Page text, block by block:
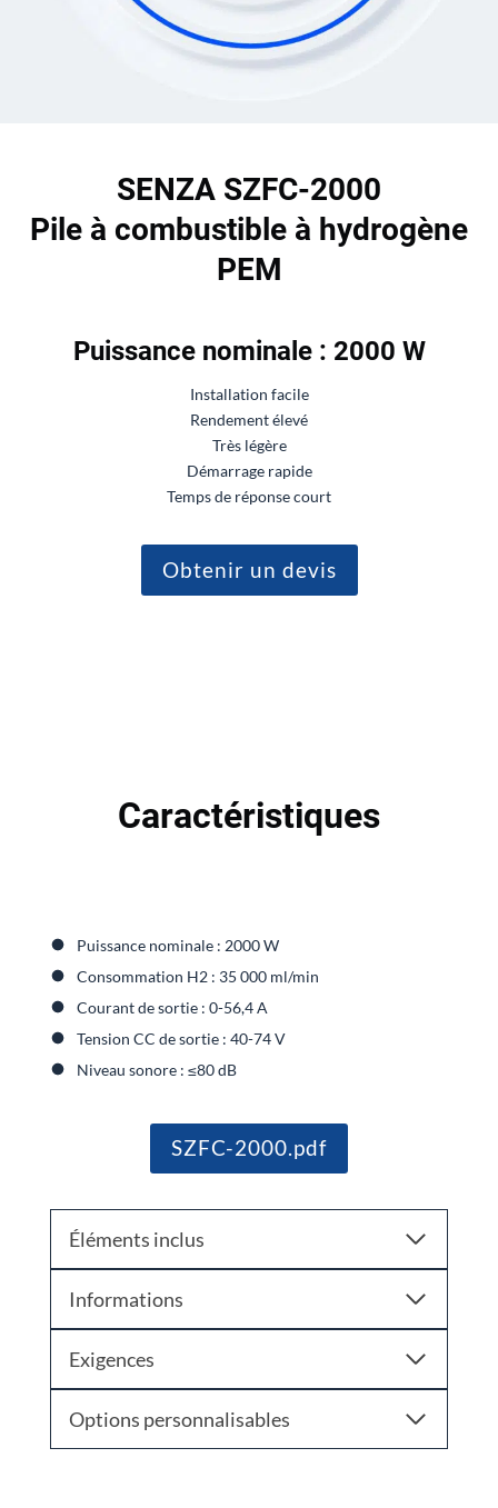
SENZA SZFC-2000
Pile à combustible à hydrogène
PEM
Puissance nominale : 2000 W
Installation facile
Rendement élevé
Très légère
Démarrage rapide
Temps de réponse court
Obtenir un devis
Caractéristiques
Puissance nominale : 2000 W
Consommation H2 : 35 000 ml/min
Courant de sortie : 0-56,4 A
Tension CC de sortie : 40-74 V
Niveau sonore : ≤80 dB
SZFC-2000.pdf
Éléments inclus
Informations
Exigences
Options personnalisables